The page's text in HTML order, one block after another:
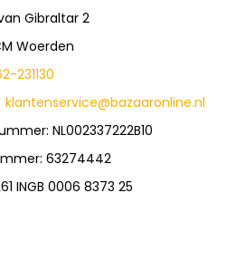
Gibraltar 2
Woerden
231130
klantenservice@bazaaronline.nl
NL002337222B10
63274442
INGB 0006 8373 25